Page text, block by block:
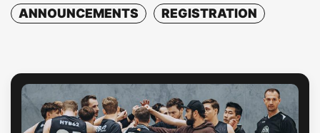
ANNOUNCEMENTS
REGISTRATION